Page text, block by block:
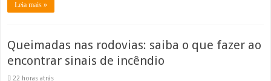
Leia mais »
Queimadas nas rodovias: saiba o que fazer ao
encontrar sinais de incêndio
22 horas atrás